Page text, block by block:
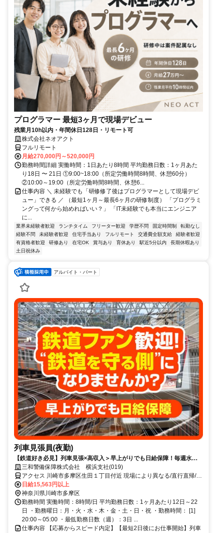
プログラマー 最短3ヶ月で現場デビュー
残業月10h以内・年間休日128日・リモート可
株式会社ネオアクト
フルリモート
月給270,000円～520,000円
勤務時間詳細 実働時間：1日あたり8時間 平均勤務日数：1ヶ月あた
り18日 〜 21日 ①9:00~18:00（所定労働時間8時間、休憩60分）
②10:00～19:00（所定労働時間8時間、休憩6...
仕事内容 ＼ 未経験でも「研修修了後はプログラマーとして現場デビ
ュー」できる ／ （最短1ヶ月～最長6ヶ月の研修制度） 「プログラミ
ングって何から始めればいい？」 「IT未経験でも本当にエンジニア
に...
業界未経験者歓迎 ランチタイム フリーター歓迎 学歴不問 固定時間制
転勤なし
経験不問
未経験者歓迎 住宅手当あり フルリモート 交通費全額支給
経験者歓迎
有資格者歓迎
研修あり 在宅OK 賞与あり 育休あり 駅近5分以内
長期休暇あり
土日祝休み
アルバイト・パート
列車見張員(夜勤)
【鉄道好き必見】列車見張×高収入＞早上がりでも日給保障！毎週水曜
が給料日！日払いもOK！
三和警備保障株式会社 横浜支社(019)
アクセス 川崎市多摩区生田１丁目付近 現場により異なる/直行直帰/勤
務地相談可 ■週3日～■電話面接
日給15,563円以上
神奈川県川崎市多摩区
勤務時間 実働時間：8時間/日 平均勤務日数：1ヶ月あたり12日～22
日 ・勤務曜日：月・火・水・木・金・土・日・祝 ・勤務時間： [1]
20:00～05:00 ・最低勤務日数（週）：3日 ...
仕事内容 【応募からスピード内定】【最短2日後にお仕事開始】列車